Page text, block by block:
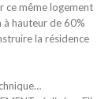
ce même logement
hauteur de 60%
la résidence